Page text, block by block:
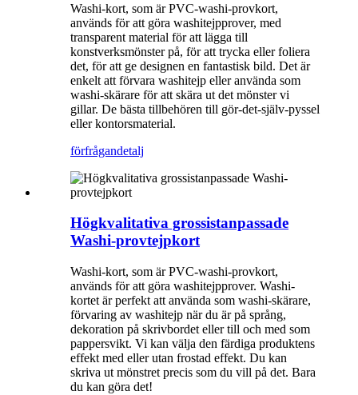
Washi-kort, som är PVC-washi-provkort,
används för att göra washitejpprover, med
transparent material för att lägga till
konstverksmönster på, för att trycka eller foliera
det, för att ge designen en fantastisk bild. Det är
enkelt att förvara washitejp eller använda som
washi-skärare för att skära ut det mönster vi
gillar. De bästa tillbehören till gör-det-själv-pyssel
eller kontorsmaterial.
förfrågandetalj
Högkvalitativa grossistanpassade
Washi-provtejpkort
Washi-kort, som är PVC-washi-provkort,
används för att göra washitejpprover. Washi-
kortet är perfekt att använda som washi-skärare,
förvaring av washitejp när du är på språng,
dekoration på skrivbordet eller till och med som
pappersvikt. Vi kan välja den färdiga produktens
effekt med eller utan frostad effekt. Du kan
skriva ut mönstret precis som du vill på det. Bara
du kan göra det!